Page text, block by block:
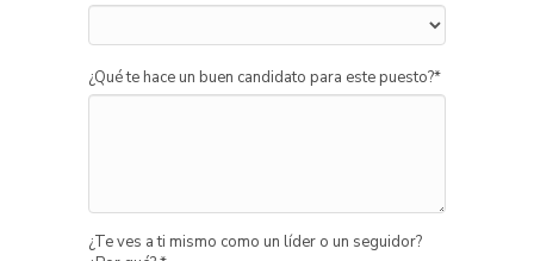
¿Qué te hace un buen candidato para este puesto?*
¿Te ves a ti mismo como un líder o un seguidor?